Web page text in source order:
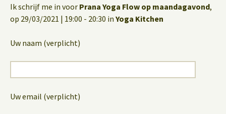
Ik schrijf me in voor Prana Yoga Flow op maandagavond,
op 29/03/2021 | 19:00 - 20:30 in Yoga Kitchen
Uw naam (verplicht)
Uw email (verplicht)